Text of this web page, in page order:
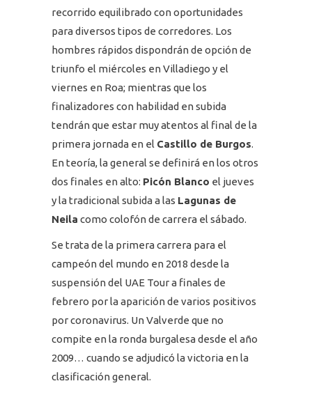
recorrido equilibrado con oportunidades
para diversos tipos de corredores. Los
hombres rápidos dispondrán de opción de
triunfo el miércoles en Villadiego y el
viernes en Roa; mientras que los
finalizadores con habilidad en subida
tendrán que estar muy atentos al final de la
primera jornada en el Castillo de Burgos.
En teoría, la general se definirá en los otros
dos finales en alto: Picón Blanco el jueves
y la tradicional subida a las Lagunas de
Neila como colofón de carrera el sábado.
Se trata de la primera carrera para el
campeón del mundo en 2018 desde la
suspensión del UAE Tour a finales de
febrero por la aparición de varios positivos
por coronavirus. Un Valverde que no
compite en la ronda burgalesa desde el año
2009… cuando se adjudicó la victoria en la
clasificación general.